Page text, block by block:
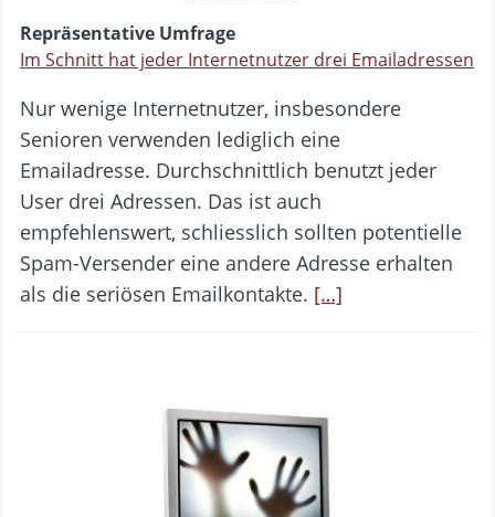
Repräsentative Umfrage
Im Schnitt hat jeder Internetnutzer drei Emailadressen
Nur wenige Internetnutzer, insbesondere
Senioren verwenden lediglich eine
Emailadresse. Durchschnittlich benutzt jeder
User drei Adressen. Das ist auch
empfehlenswert, schliesslich sollten potentielle
Spam-Versender eine andere Adresse erhalten
als die seriösen Emailkontakte. […]